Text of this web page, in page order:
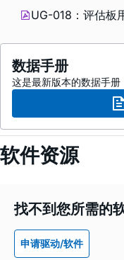
UG-018：评估板
数据手册
这是最新版本的数据手册
软件资源
找不到您所需的
申请驱动/软件